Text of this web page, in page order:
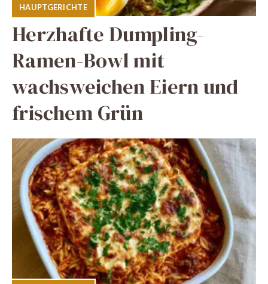
HAUPTGERICHTE
Herzhafte Dumpling-
Ramen-Bowl mit
wachsweichen Eiern und
frischem Grün